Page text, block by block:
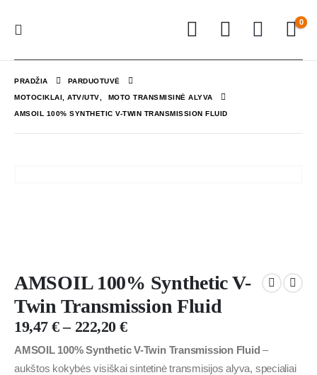
0
PRADŽIA PARDUOTUVĖ
MOTOCIKLAI, ATV/UTV MOTO TRANSMISINĖ ALYVA
AMSOIL 100% SYNTHETIC V-TWIN TRANSMISSION FLUID
AMSOIL 100% Synthetic V-
Twin Transmission Fluid
19,47€ – 222,20€
AMSOIL 100% Synthetic V-Twin Transmission Fluid –
aukštos kokybės visiškai sintetinė transmisijos alyva, specialiai